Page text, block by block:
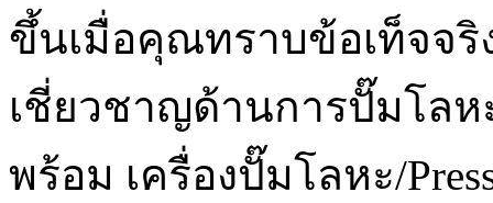
ขึ้นเมื่อคุณทราบข้อเท็จจ
เชี่ยวชาญด้านการปั๊มโล
พร้อม เครื่องปั๊มโลหะ/